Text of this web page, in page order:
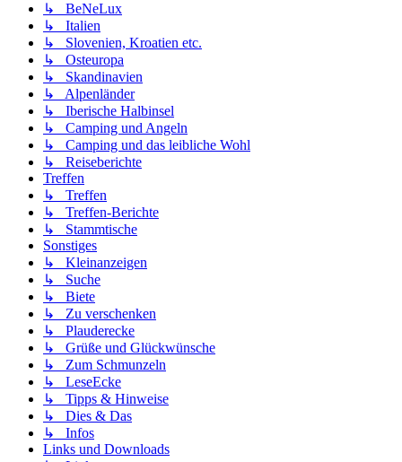
↳ BeNeLux
↳ Italien
↳ Slovenien, Kroatien etc.
↳ Osteuropa
↳ Skandinavien
↳ Alpenländer
↳ Iberische Halbinsel
↳ Camping und Angeln
↳ Camping und das leibliche Wohl
↳ Reiseberichte
Treffen
↳ Treffen
↳ Treffen-Berichte
↳ Stammtische
Sonstiges
↳ Kleinanzeigen
↳ Suche
↳ Biete
↳ Zu verschenken
↳ Plauderecke
↳ Grüße und Glückwünsche
↳ Zum Schmunzeln
↳ LeseEcke
↳ Tipps & Hinweise
↳ Dies & Das
↳ Infos
Links und Downloads